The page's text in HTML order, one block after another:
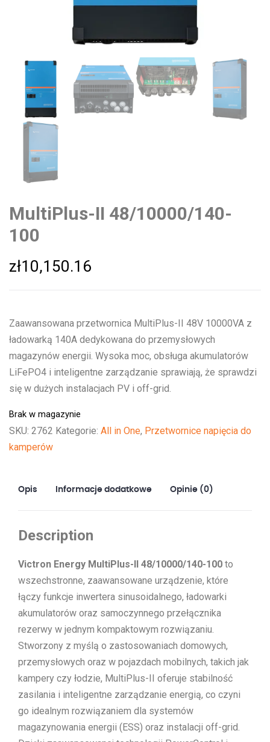
MultiPlus-II 48/10000/140-
100
zł10,150.16
Zaawansowana przetwornica MultiPlus-II 48V 10000VA z
ładowarką 140A dedykowana do przemysłowych
magazynów energii. Wysoka moc, obsługa akumulatorów
LiFePO4 i inteligentne zarządzanie sprawiają, że sprawdzi
się w dużych instalacjach PV i off-grid.
Brak w magazynie
SKU: 2762 Kategorie: All in One, Przetwornice napięcia do
kamperów
Opis Informacje dodatkowe Opinie (0)
Description
Victron Energy MultiPlus-II 48/10000/140-100 to
wszechstronne, zaawansowane urządzenie, które
łączy funkcje inwertera sinusoidalnego, ładowarki
akumulatorów oraz samoczynnego przełącznika
rezerwy w jednym kompaktowym rozwiązaniu.
Stworzony z myślą o zastosowaniach domowych,
przemysłowych oraz w pojazdach mobilnych, takich jak
kampery czy łodzie, MultiPlus-II oferuje stabilność
zasilania i inteligentne zarządzanie energią, co czyni
go idealnym rozwiązaniem dla systemów
magazynowania energii (ESS) oraz instalacji off-grid.